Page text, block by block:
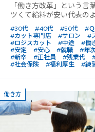
「働き方改革」という
ツくて給料が安い代表の
#30代 #40代 #50代 #
#カット専門店
#サロン #
#ロジスカット
#中途 #働
#安定
#安心 #就職 #年
#新卒
#正社員 #残業代
#社会保険
#福利厚生 #練
働き方